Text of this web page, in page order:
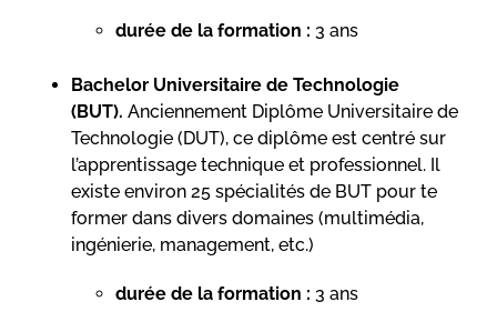
durée de la formation : 3 ans
Bachelor Universitaire de Technologie
(BUT). Anciennement Diplôme Universitaire de
Technologie (DUT), ce diplôme est centré sur
l’apprentissage technique et professionnel. Il
existe environ 25 spécialités de BUT pour te
former dans divers domaines (multimédia,
ingénierie, management, etc.)
durée de la formation : 3 ans